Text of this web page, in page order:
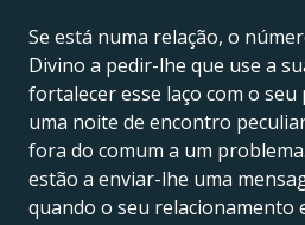
Se está numa relação, o
Divino a pedir-lhe que use a
fortalecer esse laço com o seu
uma noite de encontro
fora do comum a um
estão a enviar-lhe uma
quando o seu relacionamento